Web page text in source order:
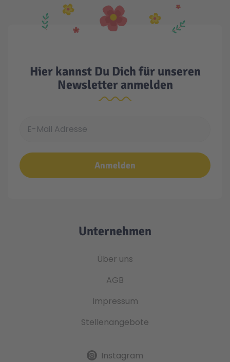
Hier kannst Du Dich für unseren
Newsletter anmelden
Anmelden
Unternehmen
Über uns
AGB
Impressum
Stellenangebote
Instagram